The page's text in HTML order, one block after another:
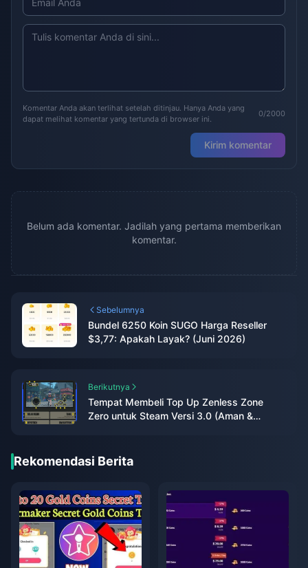
Komentar Anda akan terlihat setelah ditinjau. Hanya Anda yang
dapat melihat komentar yang tertunda di browser ini.
0/2000
Kirim komentar
Belum ada komentar. Jadilah yang pertama memberikan
komentar.
Sebelumnya
Bundel 6250 Koin SUGO Harga Reseller
$3,77: Apakah Layak? (Juni 2026)
Berikutnya
Tempat Membeli Top Up Zenless Zone
Zero untuk Steam Versi 3.0 (Aman &
Rekomendasi Berita